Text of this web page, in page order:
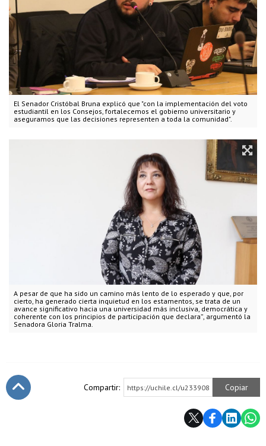
El Senador Cristóbal Bruna explicó que "con la implementación del voto
estudiantil en los Consejos, fortalecemos el gobierno universitario y
aseguramos que las decisiones representen a toda la comunidad".
A pesar de que ha sido un camino más lento de lo esperado y que, por
cierto, ha generado cierta inquietud en los estamentos, se trata de un
avance significativo hacia una universidad más inclusiva, democrática y
coherente con los principios de participación que declara”, argumentó la
Senadora Gloria Tralma.
Compartir: https://uchile.cl/u233908 Copiar